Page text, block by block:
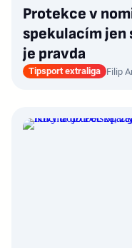
Protekce v
spekulacím jen
je pravda
Tipsport extraliga Filip